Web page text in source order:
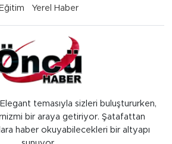
Eğitim
Yerel Haber
temasıyla sizleri buluştururken,
bir araya getiriyor. Şatafattan
haber okuyabilecekleri bir altyapı